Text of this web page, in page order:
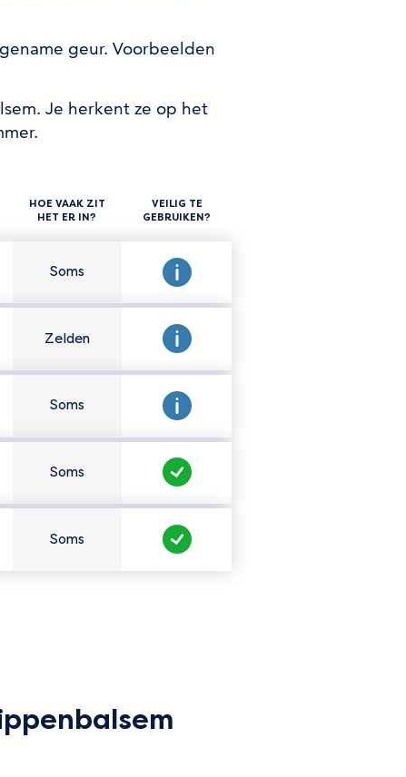
geur. Voorbeelden
Je herkent ze op het
HOE VAAK ZIT
HET ER IN?
VEILIG TE
GEBRUIKEN?
Hoe vaak zit het er in?
Soms
Veilig te gebruiken?
Hoe vaak zit het er in?
Zelden
Veilig te gebruiken?
Hoe vaak zit het er in?
Soms
Veilig te gebruiken?
Hoe vaak zit het er in?
Soms
Veilig te gebruiken?
Hoe vaak zit het er in?
Soms
Veilig te gebruiken?